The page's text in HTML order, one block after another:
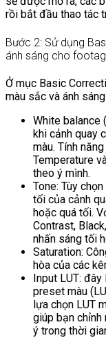
rồi bắt đầu thao tác
Bước 2: Sử dụng
ánh sáng cho
Ở mục Basic
màu sắc và ánh
White balance
khi cảnh quay
màu. Tính
Temperature
theo ý mình.
Tone: Tùy
tối của cảnh
hoặc quá tối.
Contrast,
nhấn sáng tối
Saturation:
hòa của các
Input LUT:
preset màu
lựa chọn LUT
giúp bạn chỉnh
ý trong thời